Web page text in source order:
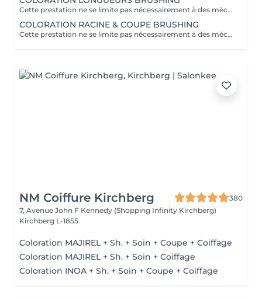
Cette prestation ne se limite pas nécessairement à des mèches ou à un balayage, mais comprends une coloration simples sur les racines. Pour toutes les colorations réalisées par le salon, si vous souhaitez bénéficier d'un soin intensif, veuillez le sélectionner dans la section "Soins", car cela sera considéré comme un supplément. Important: cheveux sans tresse ni noeuds à l'arrivée; tout noeuds ou tressage entraîne l'annulation et 50% de la prestation est retenu ou si le coiffeur a assez de temps pour vous les défaire un supplément s'appliquera . Ce que comprend la prestation - Consultation et diagnostic personnalisés des cheveux et de la couleur - Shampooing nourrissant - Masque nourrissant et hydratant - Soin sans rinçage - Brushing - Fixateur ou Serum Toute arrivée retardée de 15-30 minutes ou plus entraînera l'annulation automatique du rendez-vous.
COLORATION RACINE & COUPE BRUSHING
Cette prestation ne se limite pas nécessairement à des mèches ou à un balayage, mais comprends une coloration simples sur les racines. Pour toutes les colorations réalisées par le salon, si vous souhaitez bénéficier d'un soin intensif, veuillez le sélectionner dans la section "Soins", car cela sera considéré comme un supplément. Important: cheveux sans tresse ni noeuds à l'arrivée; tout noeuds ou tressage entraîne l'annulation et 50% de la prestation est retenu ou si le coiffeur a assez de temps pour vous les défaire un supplément s'appliquera . Ce que comprend la prestation - Consultation et diagnostic personnalisés des cheveux de la couleur et la coupe - Shampooing nourrissant - Masque nourrissant et hydratant - Soin sans rinçage - Coupe et Brushing - Fixateur ou Serum Toute arrivée retardée de 15-30 minutes ou plus entraînera l'annulation automatique du rendez-vous.
NM Coiffure Kirchberg
380
7, Avenue John F Kennedy (Shopping Infinity Kirchberg)
Kirchberg L-1855
Coloration MAJIREL + Sh. + Soin + Coupe + Coiffage
Coloration MAJIREL + Sh. + Soin + Coiffage
Coloration INOA + Sh. + Soin + Coupe + Coiffage